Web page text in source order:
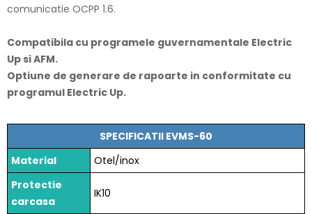
comunicatie OCPP 1.6.
Compatibila cu programele guvernamentale Electric
Up si AFM.
Optiune de generare de rapoarte in conformitate cu
programul Electric Up.
SPECIFICATII EVMS-60
Material
Otel/inox
Protectie
carcasa
IK10